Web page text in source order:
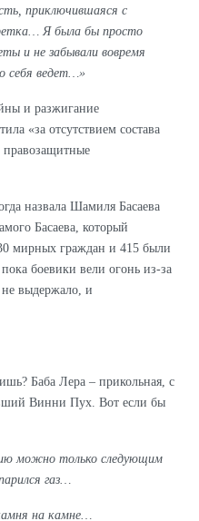
приключившаяся с
Я была бы просто
и не забывали вовремя
себя ведет…»
и разжигание
«за отсутствием состава
правозащитные
назвала Шамиля Басаева
Басаева, который
мирных граждан и 415 были
боевики вели огонь из-за
выдержало, и
Баба Лера – прикольная, с
Винни Пух. Вот если бы
можно только следующим
газ…
на камне…